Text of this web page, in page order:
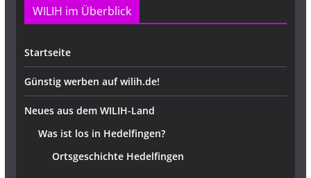
WILIH im Überblick
Startseite
Günstig werben auf wilih.de!
Neues aus dem WILIH-Land
Was ist los in Hedelfingen?
Ortsgeschichte Hedelfingen